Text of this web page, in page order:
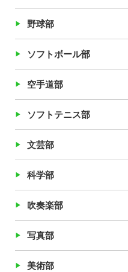
野球部
ソフトボール部
空手道部
ソフトテニス部
文芸部
科学部
吹奏楽部
写真部
美術部